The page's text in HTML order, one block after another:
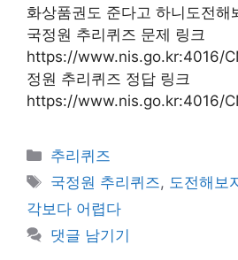
화상품권도 준다고 하니도전해
국정원 추리퀴즈 문제 링크
https://www.nis.go.kr:4016/
정원 추리퀴즈 정답 링크
https://www.nis.go.kr:4016/
카
테
리
추리퀴즈
태
그
국정원 추리퀴즈, 도전해보
각보다 어렵다
댓글 남기기